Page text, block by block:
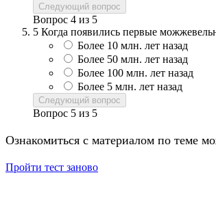
Следующий вопрос
Вопрос 4 из 5
5 Когда появились первые
Более 10 млн. лет назад
Более 50 млн. лет назад
Более 100 млн. лет назад
Более 5 млн. лет назад
Следующий вопрос
Вопрос 5 из 5
Ознакомиться с материалом по теме
Пройти тест заново